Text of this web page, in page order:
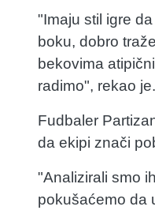
"Imaju stil igre
boku, dobro
bekovima
radimo", rekao je.
Fudbaler
da ekipi znači
"Analizirali smo
pokušaćemo da